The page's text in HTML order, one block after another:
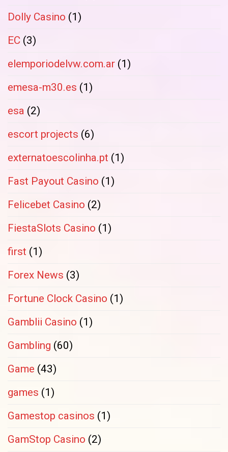
Dolly Casino (1)
EC (3)
elemporiodelvw.com.ar (1)
emesa-m30.es (1)
esa (2)
escort projects (6)
externatoescolinha.pt (1)
Fast Payout Casino (1)
Felicebet Casino (2)
FiestaSlots Casino (1)
first (1)
Forex News (3)
Fortune Clock Casino (1)
Gamblii Casino (1)
Gambling (60)
Game (43)
games (1)
Gamestop casinos (1)
GamStop Casino (2)